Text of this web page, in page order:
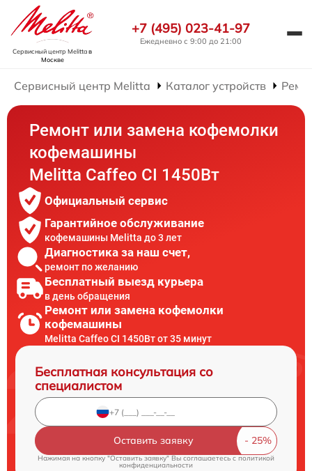
Сервисный центр Melittaв
Москве
+7 (495) 023-41-97
Ежедневно с 9:00 до 21:00
Сервисный центр Melitta Каталог устройств
Ремонт или замена кофемолки
кофемашины
Melitta Caffeo CI 1450Вт
Официальный сервис
Гарантийное обслуживание
кофемашины Melitta до 3 лет
Диагностика за наш счет,
ремонт по желанию
Бесплатный выезд курьера
в день обращения
Ремонт или замена кофемолки
кофемашины
Melitta Caffeo CI 1450Вт от 35 минут
Бесплатная консультация со
специалистом
Оставить заявку
Нажимая на кнопку "Оставить заявку" Вы соглашаетесь cполитикой
конфиденциальности